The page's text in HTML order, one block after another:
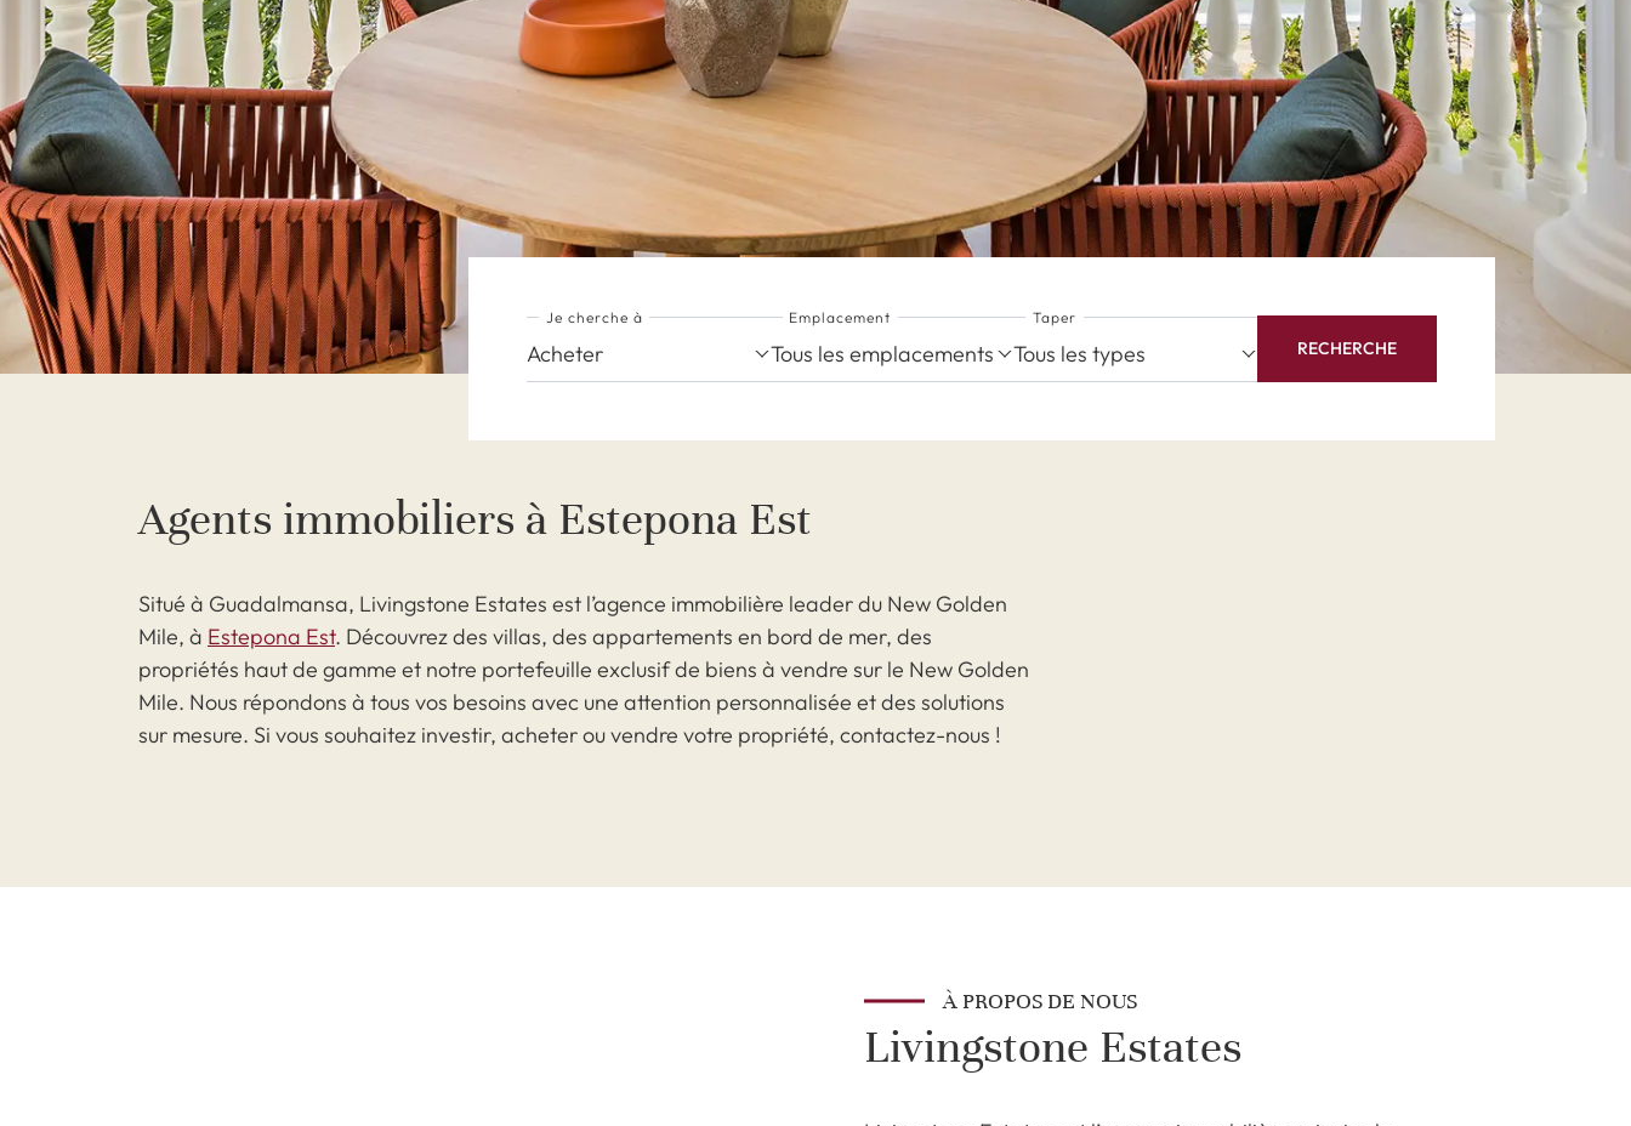
Je cherche à
Acheter
Emplacement
Tous les emplacements
Taper
Tous les types RECHERCHE
Agents immobiliers à Estepona Est
Situé à Guadalmansa, Livingstone Estates est l’agence immobilière leader du New Golden
Mile, à Estepona Est. Découvrez des villas, des appartements en bord de mer, des
propriétés haut de gamme et notre portefeuille exclusif de biens à vendre sur le New Golden
Mile. Nous répondons à tous vos besoins avec une attention personnalisée et des solutions
sur mesure. Si vous souhaitez investir, acheter ou vendre votre propriété, contactez-nous !
À PROPOS DE NOUS
Livingstone Estates